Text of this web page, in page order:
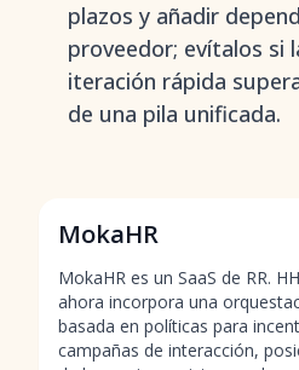
plazos y añadir
proveedor; evítalos si
iteración rápida
de una pila unificada.
MokaHR
MokaHR es un SaaS de RR.
ahora incorpora una
basada en políticas para
campañas de interacción,